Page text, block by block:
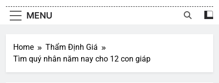
MENU
Home
Thẩm Định Giá
Tìm quý nhân năm nay cho 12 con giáp